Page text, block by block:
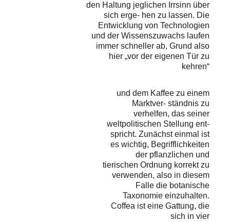
den Haltung jeglichen Irrsinn über
sich erge- hen zu lassen. Die
Entwicklung von Technologien
und der Wissenszuwachs laufen
immer schneller ab, Grund also
hier „vor der eigenen Tür zu
kehren“
und dem Kaffee zu einem
Marktver- ständnis zu
verhelfen, das seiner
weltpolitischen Stellung ent-
spricht. Zunächst einmal ist
es wichtig, Begrifflichkeiten
der pflanzlichen und
tierischen Ordnung korrekt zu
verwenden, also in diesem
Falle die botanische
Taxonomie einzuhalten.
Coffea ist eine Gattung, die
sich in vier